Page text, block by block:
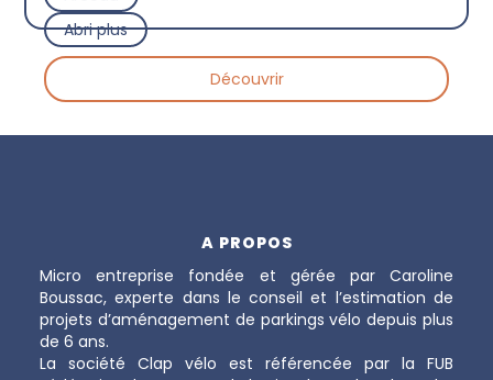
Abri plus
Découvrir
A PROPOS
Micro entreprise fondée et gérée par Caroline
Boussac, experte dans le conseil et l’estimation de
projets d’aménagement de parkings vélo depuis plus
de 6 ans.
La société Clap vélo est référencée par la FUB